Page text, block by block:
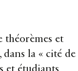
théorèmes et
la « cité de